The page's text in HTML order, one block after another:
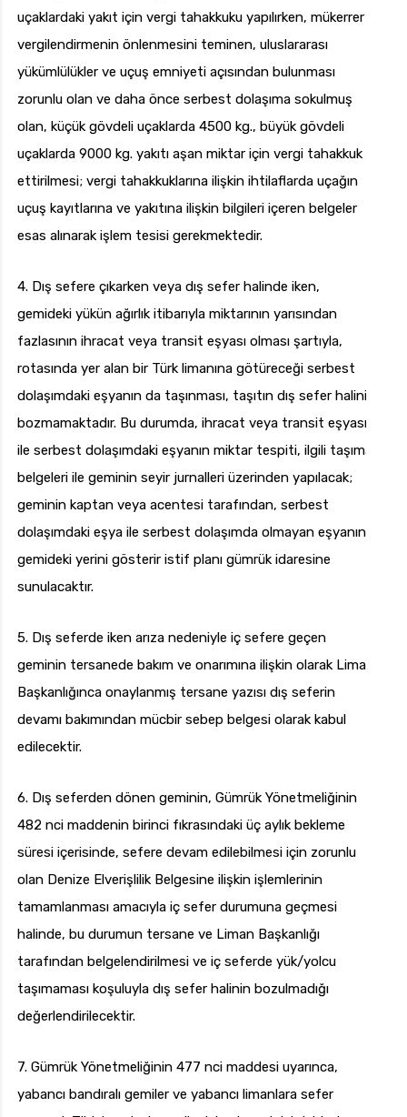
uçaklardaki yakıt için vergi tahakkuku yapılırken, mükerrer
vergilendirmenin önlenmesini teminen, uluslararası
yükümlülükler ve uçuş emniyeti açısından bulunması
zorunlu olan ve daha önce serbest dolaşıma sokulmuş
olan, küçük gövdeli uçaklarda 4500 kg., büyük gövdeli
uçaklarda 9000 kg. yakıtı aşan miktar için vergi tahakkuk
ettirilmesi; vergi tahakkuklarına ilişkin ihtilaflarda uçağın
uçuş kayıtlarına ve yakıtına ilişkin bilgileri içeren belgeler
esas alınarak işlem tesisi gerekmektedir.
4. Dış sefere çıkarken veya dış sefer halinde iken,
gemideki yükün ağırlık itibarıyla miktarının yarısından
fazlasının ihracat veya transit eşyası olması şartıyla,
rotasında yer alan bir Türk limanına götüreceği serbest
dolaşımdaki eşyanın da taşınması, taşıtın dış sefer halini
bozmamaktadır. Bu durumda, ihracat veya transit eşyası
ile serbest dolaşımdaki eşyanın miktar tespiti, ilgili taşıma
belgeleri ile geminin seyir jurnalleri üzerinden yapılacak;
geminin kaptan veya acentesi tarafından, serbest
dolaşımdaki eşya ile serbest dolaşımda olmayan eşyanın
gemideki yerini gösterir istif planı gümrük idaresine
sunulacaktır.
5. Dış seferde iken arıza nedeniyle iç sefere geçen
geminin tersanede bakım ve onarımına ilişkin olarak Liman
Başkanlığınca onaylanmış tersane yazısı dış seferin
devamı bakımından mücbir sebep belgesi olarak kabul
edilecektir.
6. Dış seferden dönen geminin, Gümrük Yönetmeliğinin
482 nci maddenin birinci fıkrasındaki üç aylık bekleme
süresi içerisinde, sefere devam edilebilmesi için zorunlu
olan Denize Elverişlilik Belgesine ilişkin işlemlerinin
tamamlanması amacıyla iç sefer durumuna geçmesi
halinde, bu durumun tersane ve Liman Başkanlığı
tarafından belgelendirilmesi ve iç seferde yük/yolcu
taşımaması koşuluyla dış sefer halinin bozulmadığı
değerlendirilecektir.
7. Gümrük Yönetmeliğinin 477 nci maddesi uyarınca,
yabancı bandıralı gemiler ve yabancı limanlara sefer